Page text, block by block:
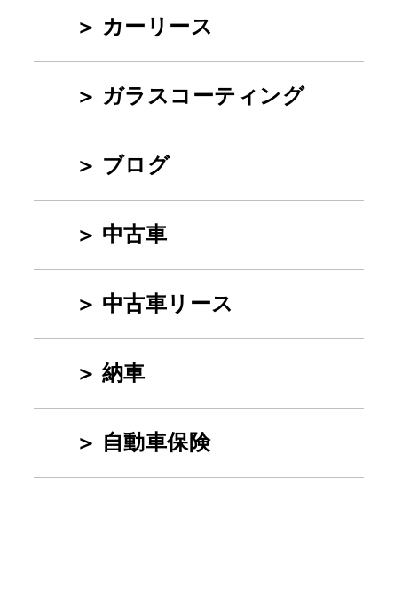
カーリース
ガラスコーティング
ブログ
中古車
中古車リース
納車
自動車保険